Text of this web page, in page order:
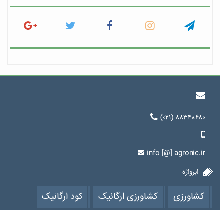
(۰۲۱) ۸۸۳۴۸۶۸۰
info [@] agronic.ir
ابرواژه
کشاورزی کشاورزی ارگانیک کود ارگانیک